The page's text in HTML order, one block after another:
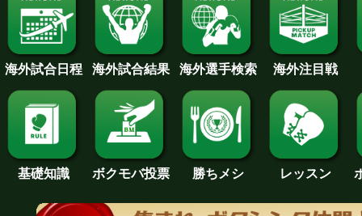
海外試合日程 海外試合結果 海外選手検索 海外注目戦
基礎知識 ボクモバ投票 勝ちメシ レッスン